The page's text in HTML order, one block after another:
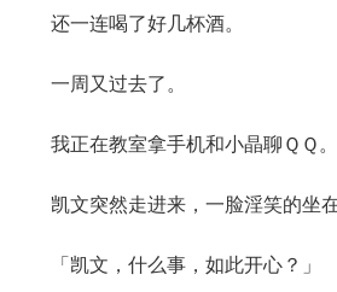
还一连喝了好几杯酒。
一周又过去了。
我正在教室拿手机和小晶聊ＱＱ。
凯文突然走进来，一脸淫笑的坐在
「凯文，什么事，如此开心？」